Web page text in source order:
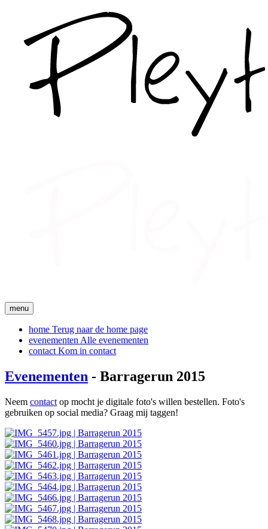
menu
home Terug naar de home page
evenementen Alle evenementen
contact Kom in contact
Evenementen - Barragerun 2015
Neem contact op mocht je digitale foto's willen bestellen. Foto's
gebruiken op social media? Graag mij taggen!